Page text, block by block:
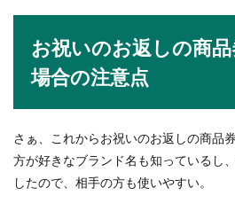
お祝いのお返しの商
場合の注意点
さぁ、これからお祝いのお返しの商品
方が好きなブランド名も知っているし
したので、相手の方も使いやすい。